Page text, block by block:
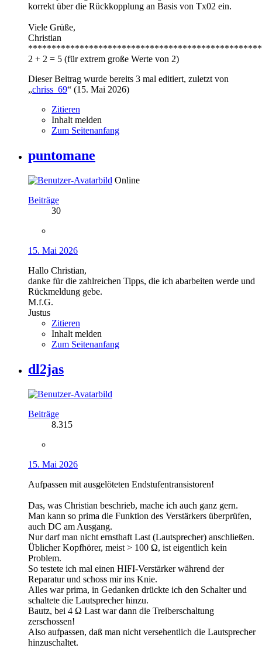
korrekt über die Rückkopplung an Basis von Tx02 ein.
Viele Grüße,
Christian
**************************************************
2 + 2 = 5 (für extrem große Werte von 2)
Dieser Beitrag wurde bereits 3 mal editiert, zuletzt von
„chriss_69“ (15. Mai 2026)
Zitieren
Inhalt melden
Zum Seitenanfang
puntomane
Online
Beiträge
30
15. Mai 2026
Hallo Christian,
danke für die zahlreichen Tipps, die ich abarbeiten werde und
Rückmeldung gebe.
M.f.G.
Justus
Zitieren
Inhalt melden
Zum Seitenanfang
dl2jas
Beiträge
8.315
15. Mai 2026
Aufpassen mit ausgelöteten Endstufentransistoren!
Das, was Christian beschrieb, mache ich auch ganz gern.
Man kann so prima die Funktion des Verstärkers überprüfen,
auch DC am Ausgang.
Nur darf man nicht ernsthaft Last (Lautsprecher) anschließen.
Üblicher Kopfhörer, meist > 100 Ω, ist eigentlich kein
Problem.
So testete ich mal einen HIFI-Verstärker während der
Reparatur und schoss mir ins Knie.
Alles war prima, in Gedanken drückte ich den Schalter und
schaltete die Lautsprecher hinzu.
Bautz, bei 4 Ω Last war dann die Treiberschaltung
zerschossen!
Also aufpassen, daß man nicht versehentlich die Lautsprecher
hinzuschaltet.